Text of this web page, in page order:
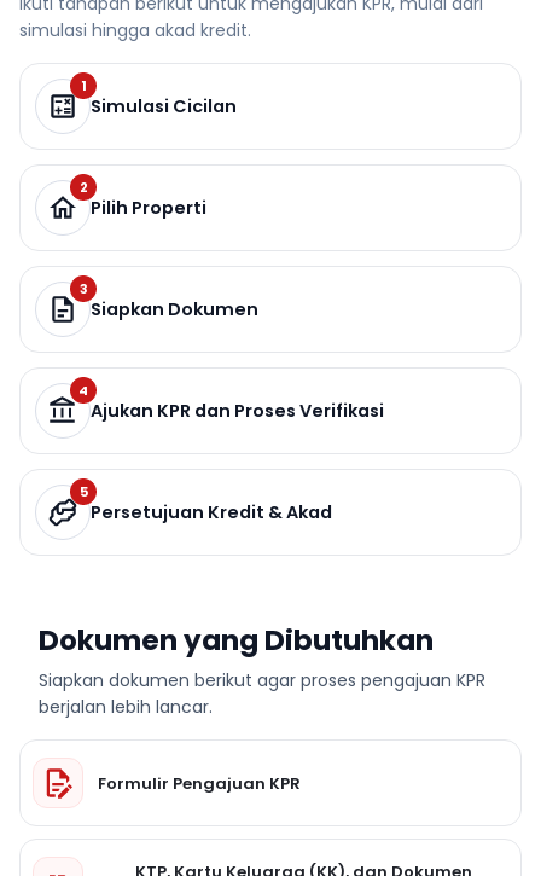
simulasi hingga akad kredit.
1
Simulasi Cicilan
2
Pilih Properti
3
Siapkan Dokumen
4
Ajukan KPR dan Proses Verifikasi
5
Persetujuan Kredit & Akad
Dokumen yang Dibutuhkan
Siapkan dokumen berikut agar proses pengajuan KPR
berjalan lebih lancar.
Formulir Pengajuan KPR